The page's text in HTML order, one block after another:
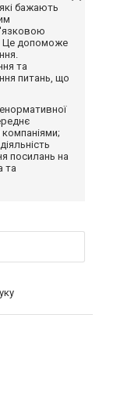
бажають
Це допоможе
та
питань, що
посилань на
та